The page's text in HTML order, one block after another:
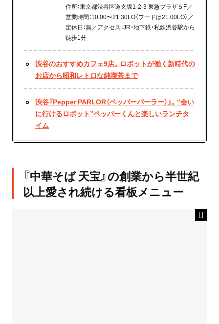
住所：東京都渋谷区道玄坂1-2-3 東急プラザ５F／
営業時間：10:00〜21:30LO（フードは21:00LO）／
定休日：無／アクセス：JR・地下鉄・私鉄渋谷駅から
徒歩1分
渋谷のおすすめカフェ9店。ロボットが働く新時代の
お店から昭和レトロな純喫茶まで
渋谷『Pepper PARLOR（ペッパーパーラー）』。“会い
に行けるロボット”ペッパーくんと楽しいランチタ
イム
『中華そば 天宝』の創業から半世紀
以上愛され続ける看板メニュー